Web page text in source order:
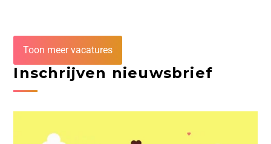
Toon meer vacatures
Inschrijven nieuwsbrief